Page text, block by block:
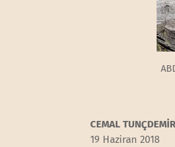
CEMAL
19 Haziran 2018